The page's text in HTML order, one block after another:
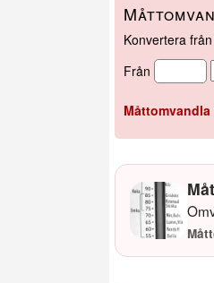
Konvertera
Från